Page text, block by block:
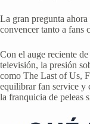
La gran pregunta
convencer tanto a fans
Con el auge reciente
televisión, la presión
como The Last of Us,
equilibrar fan service y
la franquicia de peleas